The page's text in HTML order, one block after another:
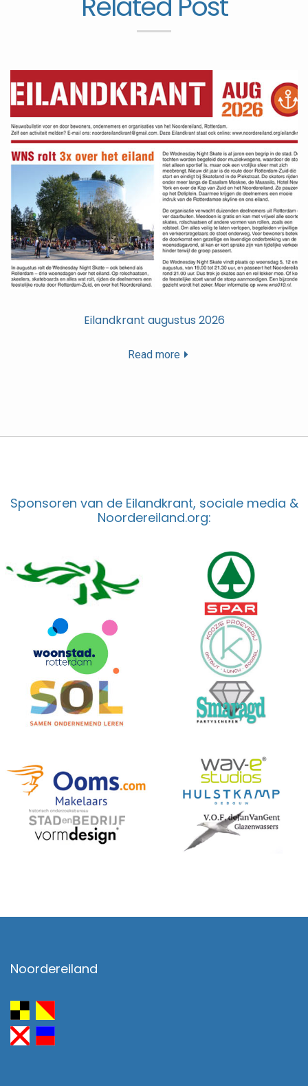
Eilandkrant augustus 2026
Read more
Sponsoren van de Eilandkrant, sociale media &
Noordereiland.org:
Noordereiland